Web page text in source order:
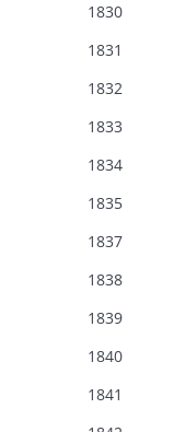
1830
1831
1832
1833
1834
1835
1837
1838
1839
1840
1841